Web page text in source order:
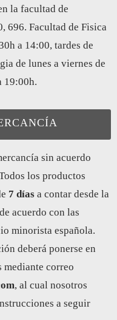
la facultad de
696. Facultad de Fisica
a 14:00, tardes de
de lunes a viernes de
19:00h.
sin acuerdo
los productos
7 días a contar desde la
acuerdo con las
minorista española.
deberá ponerse en
mediante correo
, al cual nosotros
a seguir